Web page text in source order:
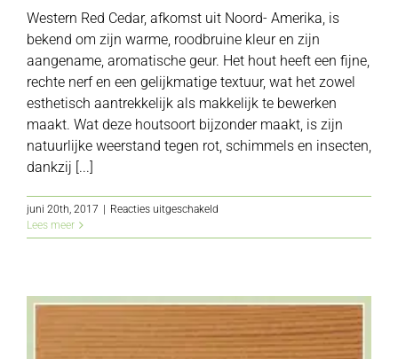
Western Red Cedar, afkomst uit Noord- Amerika, is
bekend om zijn warme, roodbruine kleur en zijn
aangename, aromatische geur. Het hout heeft een fijne,
rechte nerf en een gelijkmatige textuur, wat het zowel
esthetisch aantrekkelijk als makkelijk te bewerken
maakt. Wat deze houtsoort bijzonder maakt, is zijn
natuurlijke weerstand tegen rot, schimmels en insecten,
dankzij [...]
juni 20th, 2017 | Reacties uitgeschakeld
hout
Lees meer